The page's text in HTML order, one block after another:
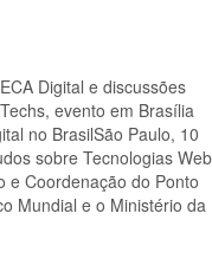
Digital e discussões
evento em Brasília
no BrasilSão Paulo, 10
sobre Tecnologias Web
e Coordenação do Ponto
Mundial e o Ministério da